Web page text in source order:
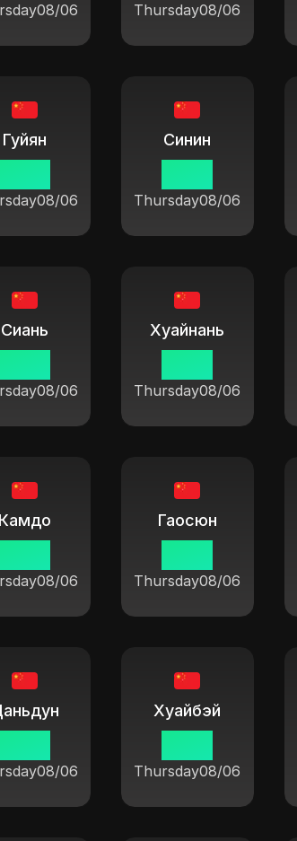
08/06 Thursday08/06
Гуйян
08/06
Синин
Thursday08/06
Сиань
08/06
Хуайнань
Thursday08/06
Камдо
08/06
Гаосюн
Thursday08/06
08/06
Хуайбэй
Thursday08/06